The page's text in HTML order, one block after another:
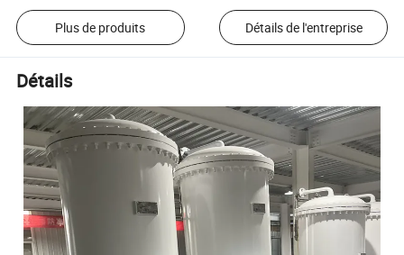
Plus de produits Détails de l'entreprise
Détails